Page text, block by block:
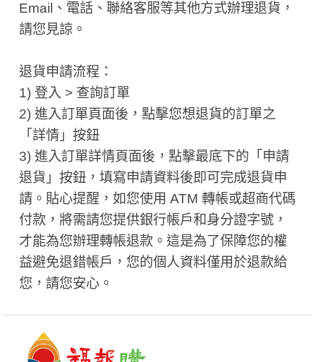
Email、電話、聯絡客服等其他方式辦理退貨，
請您見諒。
退貨申請流程：
1) 登入 > 查詢訂單
2) 進入訂單頁面後，點擊您想退貨的訂單之
「詳情」按鈕
3) 進入訂單詳情頁面後，點擊最底下的「申請
退貨」按鈕，填寫申請資料後即可完成退貨申
請。貼心提醒，如您使用 ATM 轉帳或超商代碼
付款，將需請您提供銀行帳戶和身分證字號，
才能為您辦理轉帳退款。這是為了保障您的權
益避免退錯帳戶，您的個人資料僅用於退款給
您，請您安心。